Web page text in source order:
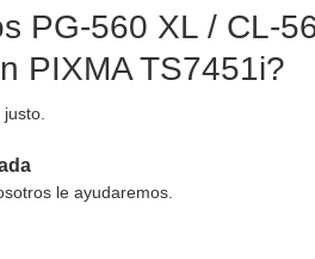
PG-560 XL / CL-
PIXMA TS7451i?
le ayudaremos.